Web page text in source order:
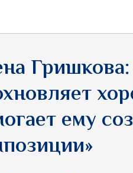
ему